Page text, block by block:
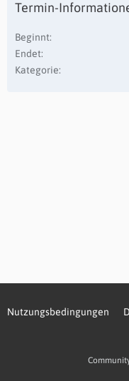
Termin-
Beginnt
Endet
Kategorie
Nutzungsbedingungen